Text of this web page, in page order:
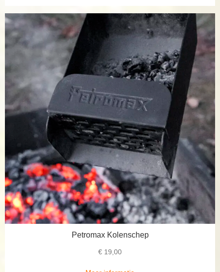
Petromax Kolenschep
€ 19,00